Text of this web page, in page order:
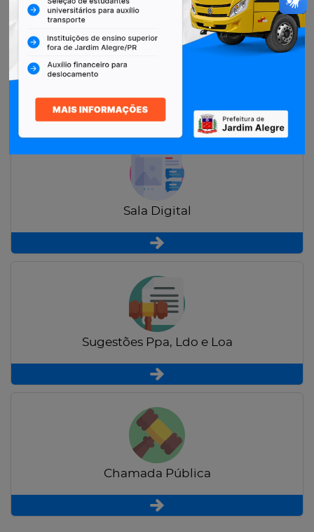
Restituição de Contribuintes
Sala Digital
Sugestões Ppa, Ldo e Loa
Chamada Pública